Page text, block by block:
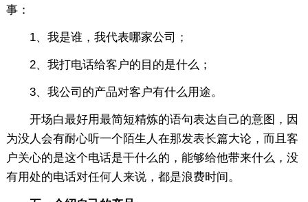
事：
1、我是谁，我代表哪家公司；
2、我打电话给客户的目的是什么；
3、我公司的产品对客户有什么用途。
开场白最好用最简短精炼的语句表达自己的意图，因
为没人会有耐心听一个陌生人在那发表长篇大论，而且客
户关心的是这个电话是干什么的，能够给他带来什么，没
有用处的电话对任何人来说，都是浪费时间。